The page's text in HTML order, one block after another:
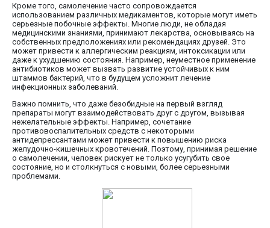
Кроме того, самолечение часто сопровождается
использованием различных медикаментов, которые могут иметь
серьезные побочные эффекты. Многие люди, не обладая
медицинскими знаниями, принимают лекарства, основываясь на
собственных предположениях или рекомендациях друзей. Это
может привести к аллергическим реакциям, интоксикации или
даже к ухудшению состояния. Например, неуместное применение
антибиотиков может вызвать развитие устойчивых к ним
штаммов бактерий, что в будущем усложнит лечение
инфекционных заболеваний.
Важно помнить, что даже безобидные на первый взгляд
препараты могут взаимодействовать друг с другом, вызывая
нежелательные эффекты. Например, сочетание
противовоспалительных средств с некоторыми
антидепрессантами может привести к повышению риска
желудочно-кишечных кровотечений. Поэтому, принимая решение
о самолечении, человек рискует не только усугубить свое
состояние, но и столкнуться с новыми, более серьезными
проблемами.